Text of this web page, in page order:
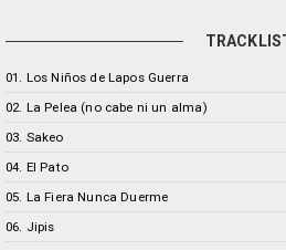
01. Los Niños de Lapos Guerra
02. La Pelea (no cabe ni un alma)
03. Sakeo
04. El Pato
05. La Fiera Nunca Duerme
06. Jipis